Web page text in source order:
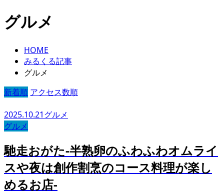
グルメ
HOME
みるくる記事
グルメ
新着順 アクセス数順
2025.10.21グルメ
グルメ
馳走おがた-半熟卵のふわふわオムライ
スや夜は創作割烹のコース料理が楽し
めるお店-